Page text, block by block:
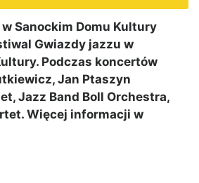
Sanockim Domu Kultury
Gwiazdy jazzu w
Podczas koncertów
Jan Ptaszyn
Jazz Band Boll Orchestra,
Więcej informacji w